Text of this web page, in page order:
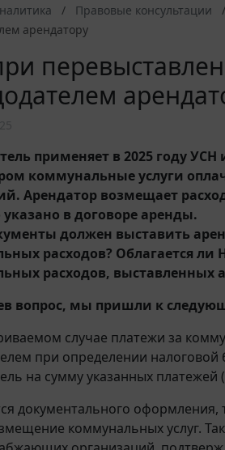
Правовые консультации
арендатору
применяет в 2025 году УСН
коммунальные услуги
Арендатор возмещает
указано в договоре аренды.
должен выставить
расходов? Облагается
расходов, выставленных
вопрос, мы пришли к
случае платежи за
при определении
на сумму указанных
документального
коммунальных услуг.